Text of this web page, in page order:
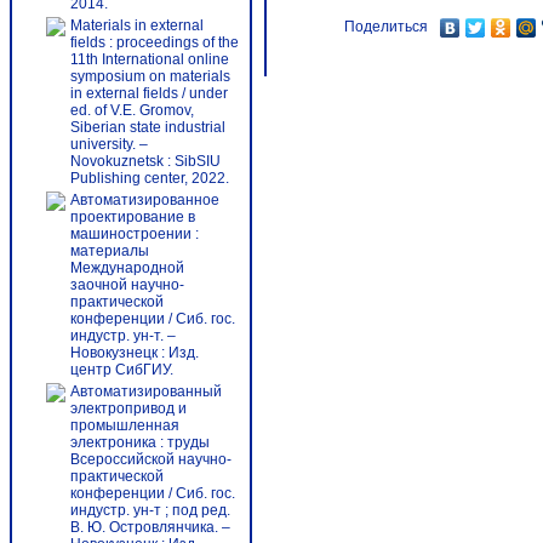
2014.
Materials in external
fields : proceedings of the
11th International online
symposium on materials
in external fields / under
ed. of V.E. Gromov,
Siberian state industrial
university. –
Novokuznetsk : SibSIU
Publishing center, 2022.
Автоматизированное
проектирование в
машиностроении :
материалы
Международной
заочной научно-
практической
конференции / Сиб. гос.
индустр. ун-т. –
Новокузнецк : Изд.
центр СибГИУ.
Автоматизированный
электропривод и
промышленная
электроника : труды
Всероссийской научно-
практической
конференции / Сиб. гос.
индустр. ун-т ; под ред.
В. Ю. Островлянчика. –
Поделиться